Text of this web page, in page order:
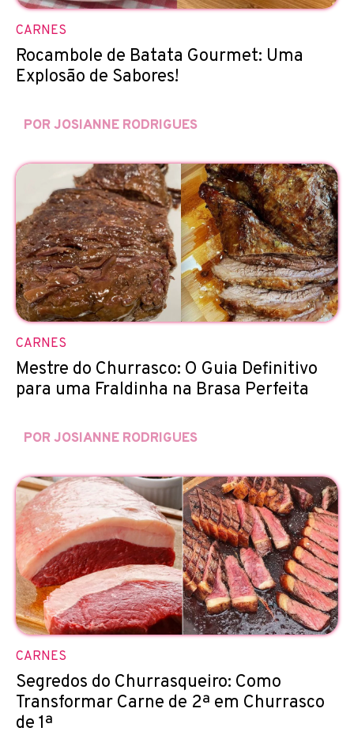
CARNES
Rocambole de Batata Gourmet: Uma
Explosão de Sabores!
POR JOSIANNE RODRIGUES
CARNES
Mestre do Churrasco: O Guia Definitivo
para uma Fraldinha na Brasa Perfeita
POR JOSIANNE RODRIGUES
CARNES
Segredos do Churrasqueiro: Como
Transformar Carne de 2ª em Churrasco
de 1ª